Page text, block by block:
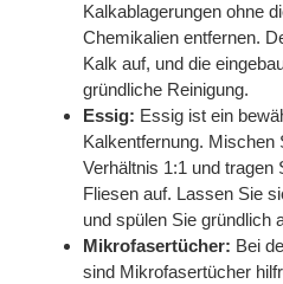
Kalkablagerungen ohne
Chemikalien entfernen.
Kalk auf, und die
gründliche Reinigung.
Essig: Essig ist ein
Kalkentfernung. Mischen
Verhältnis 1:1 und tragen
Fliesen auf. Lassen Sie
und spülen Sie gründlich
Mikrofasertücher: Bei
sind Mikrofasertücher